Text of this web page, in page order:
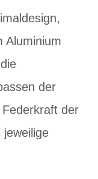
Aluminium
der
der